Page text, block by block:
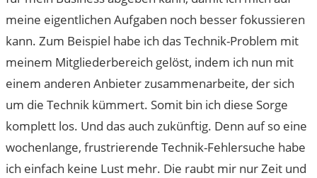
meine eigentlichen Aufgaben noch besser fokussieren
kann. Zum Beispiel habe ich das Technik-Problem mit
meinem Mitgliederbereich gelöst, indem ich nun mit
einem anderen Anbieter zusammenarbeite, der sich
um die Technik kümmert. Somit bin ich diese Sorge
komplett los. Und das auch zukünftig. Denn auf so eine
wochenlange, frustrierende Technik-Fehlersuche habe
ich einfach keine Lust mehr. Die raubt mir nur Zeit und